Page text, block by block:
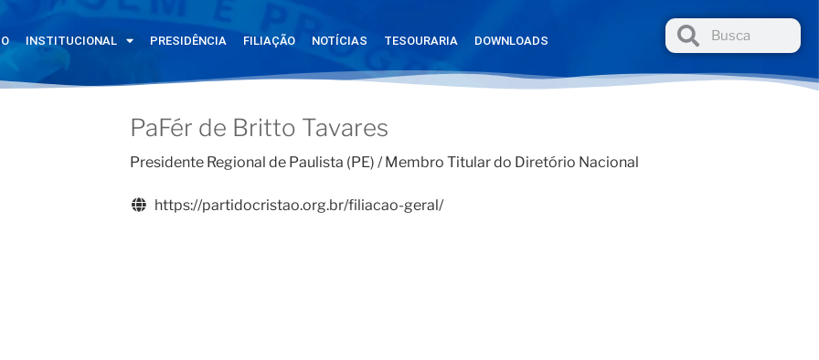
INSTITUCIONAL PRESIDÊNCIA FILIAÇÃO NOTÍCIAS TESOURARIA DOWNLOADS
PaFér de Britto Tavares
Presidente Regional de Paulista (PE) / Membro Titular do Diretório Nacional
https://partidocristao.org.br/filiacao-geral/